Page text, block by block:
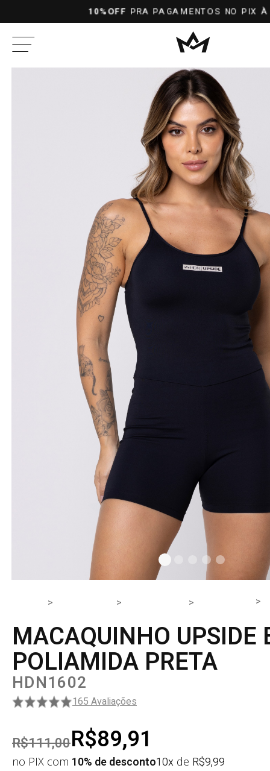
10%OFF PRA PAGAMENTOS NO PIX
MACAQUINHO UPSIDE
POLIAMIDA PRETA
HDN1602
165 Avaliações
R$111,00R$89,91
no PIX com 10% de desconto10x de R$9,99